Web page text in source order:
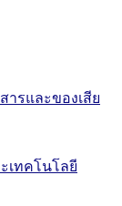
ารและของเสีย
เทคโนโลยี